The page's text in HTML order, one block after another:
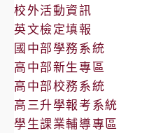
校外活動資訊
英文檢定填報
國中部學務系統
高中部新生專區
高中部校務系統
高三升學報考系統
學生課業輔導專區